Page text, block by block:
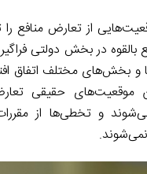
از تعارض منافع
بالقوه در بخش دولتی
و بخش‌های مختلف اتفاق
موقعیت‌های حقیقی
و تخطی‌ها از